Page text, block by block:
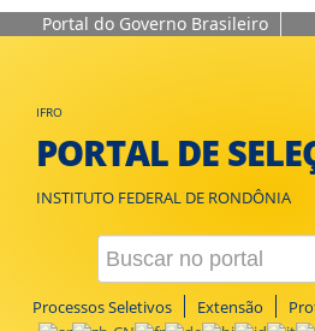
Portal do Governo Brasileiro
IFRO
PORTAL DE
INSTITUTO FEDERAL DE RONDÔNIA
Processos Seletivos Extensão